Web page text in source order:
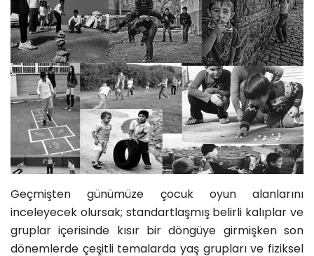
Geçmişten günümüze çocuk oyun alanlarını
inceleyecek olursak; standartlaşmış belirli kalıplar ve
gruplar içerisinde kısır bir döngüye girmişken son
dönemlerde çeşitli temalarda yaş grupları ve fiziksel